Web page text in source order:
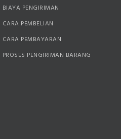
BIAYA PENGIRIMAN
CARA PEMBELIAN
CARA PEMBAYARAN
PROSES PENGIRIMAN BARANG